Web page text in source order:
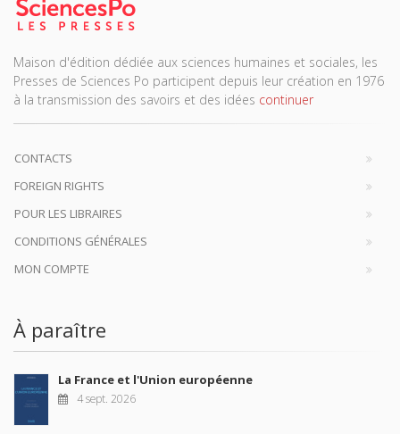
Maison d'édition dédiée aux sciences humaines et sociales, les
Presses de Sciences Po participent depuis leur création en 1976
à la transmission des savoirs et des idées continuer
CONTACTS
FOREIGN RIGHTS
POUR LES LIBRAIRES
CONDITIONS GÉNÉRALES
MON COMPTE
À paraître
La France et l'Union européenne
4 sept. 2026